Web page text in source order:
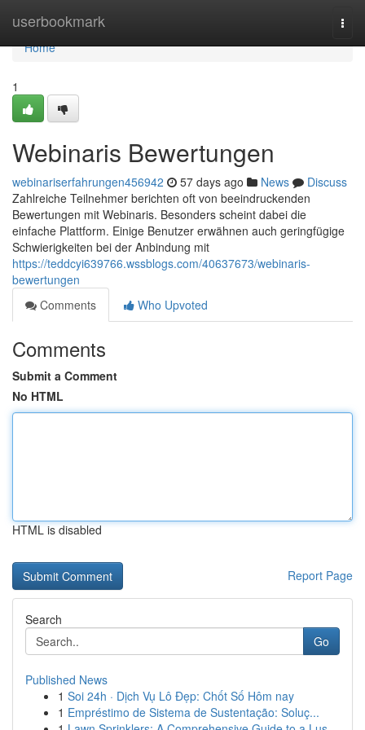
userbookmark
Home
Home
1
Webinaris Bewertungen
webinariserfahrungen456942 57 days ago News
Discuss
Zahlreiche Teilnehmer berichten oft von beeindruckenden
Bewertungen mit Webinaris. Besonders scheint dabei die
einfache Plattform. Einige Benutzer erwähnen auch geringfügige
Schwierigkeiten bei der Anbindung mit
https://teddcyi639766.wssblogs.com/40637673/webinaris-
bewertungen
Comments
Who Upvoted
Comments
Submit a Comment
No HTML
HTML is disabled
Report Page
Search
Go
Published News
1 Soi 24h · Dịch Vụ Lô Đẹp: Chốt Số Hôm nay
1 Empréstimo de Sistema de Sustentação: Soluç...